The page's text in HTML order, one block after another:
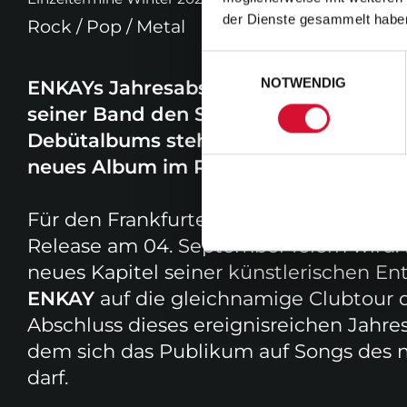
der Dienste gesammelt
NOTWENDIG
Rock / Pop / Metal
ENKAYs Jahresabschlusskonzerte
seiner Band den Schlusspunkt unter
Debütalbums steht. Am 29.
neues Album im Rahmen eines
Für den Frankfurter Musiker steht
Release am 04. September feiern
neues Kapitel seiner künstlerischen
ENKAY auf die gleichnamige Clubtour
Abschluss dieses ereignisreichen
dem sich das Publikum auf Songs
darf.